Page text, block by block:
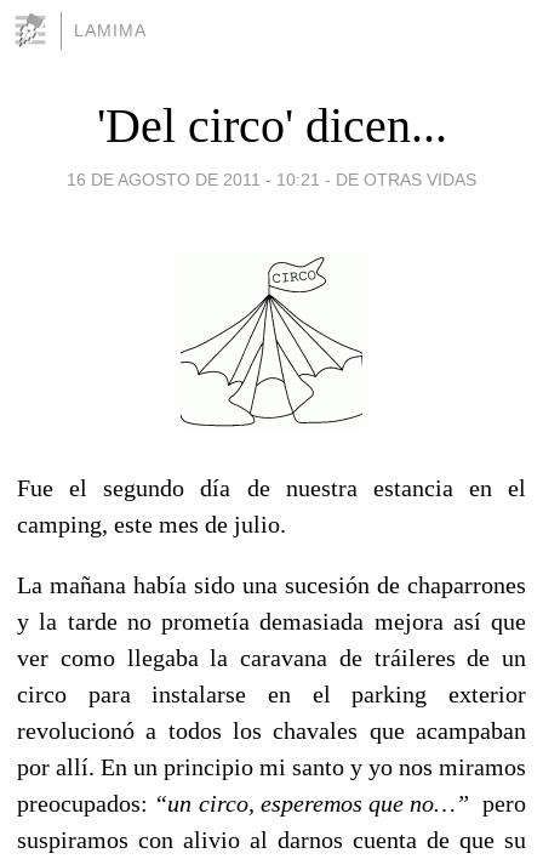
LAMIMA
'Del circo' dicen...
16 DE AGOSTO DE 2011 - 10:21 - DE OTRAS VIDAS
Fue el segundo día de nuestra estancia en el
camping, este mes de julio.
La mañana había sido una sucesión de chaparrones
y la tarde no prometía demasiada mejora así que
ver como llegaba la caravana de tráileres de un
circo para instalarse en el parking exterior
revolucionó a todos los chavales que acampaban
por allí. En un principio mi santo y yo nos miramos
preocupados: “un circo, esperemos que no…” pero
suspiramos con alivio al darnos cuenta de que su